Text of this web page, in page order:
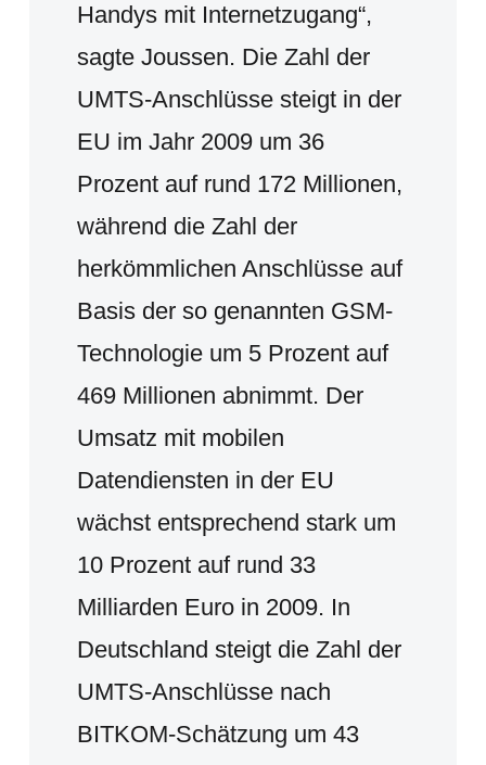
Handys mit Internetzugang“,
sagte Joussen. Die Zahl der
UMTS-Anschlüsse steigt in der
EU im Jahr 2009 um 36
Prozent auf rund 172 Millionen,
während die Zahl der
herkömmlichen Anschlüsse auf
Basis der so genannten GSM-
Technologie um 5 Prozent auf
469 Millionen abnimmt. Der
Umsatz mit mobilen
Datendiensten in der EU
wächst entsprechend stark um
10 Prozent auf rund 33
Milliarden Euro in 2009. In
Deutschland steigt die Zahl der
UMTS-Anschlüsse nach
BITKOM-Schätzung um 43